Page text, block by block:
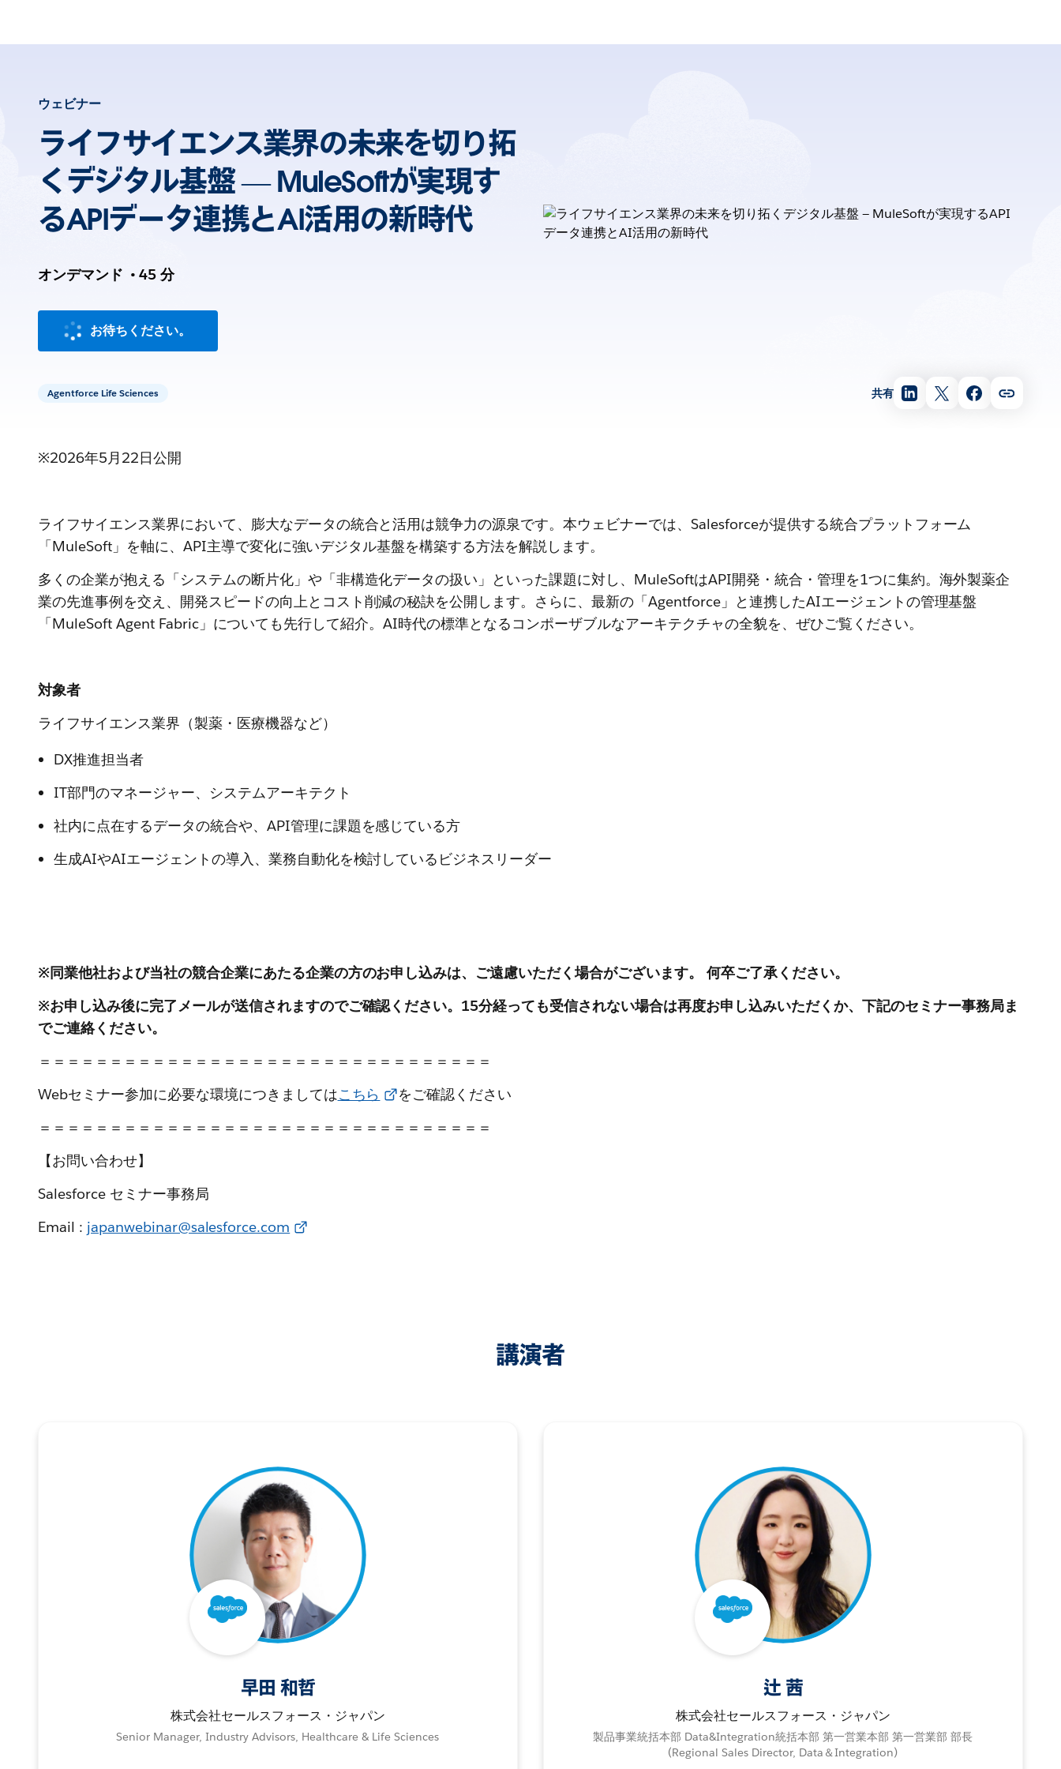
ウェビナー
ライフサイエンス業界の未来を切り拓
くデジタル基盤 — MuleSoftが実現す
るAPIデータ連携とAI活用の新時代
オンデマンド • 45 分
お待ちください。
Agentforce Life Sciences 共有
※2026年5月22日公開
ライフサイエンス業界において、膨大なデータの統合と活用は競争力の源泉です。本ウェビナーでは、Salesforceが提供する統合プラットフォーム
「MuleSoft」を軸に、API主導で変化に強いデジタル基盤を構築する方法を解説します。
多くの企業が抱える「システムの断片化」や「非構造化データの扱い」といった課題に対し、MuleSoftはAPI開発・統合・管理を1つに集約。海外製薬企
業の先進事例を交え、開発スピードの向上とコスト削減の秘訣を公開します。さらに、最新の「Agentforce」と連携したAIエージェントの管理基盤
「MuleSoft Agent Fabric」についても先行して紹介。AI時代の標準となるコンポーザブルなアーキテクチャの全貌を、ぜひご覧ください。
対象者
ライフサイエンス業界（製薬・医療機器など）
DX推進担当者
IT部門のマネージャー、システムアーキテクト
社内に点在するデータの統合や、API管理に課題を感じている方
生成AIやAIエージェントの導入、業務自動化を検討しているビジネスリーダー
※同業他社および当社の競合企業にあたる企業の方のお申し込みは、ご遠慮いただく場合がございます。 何卒ご了承ください。
※お申し込み後に完了メールが送信されますのでご確認ください。15分経っても受信されない場合は再度お申し込みいただくか、下記のセミナー事務局ま
でご連絡ください。
＝＝＝＝＝＝＝＝＝＝＝＝＝＝＝＝＝＝＝＝＝＝＝＝＝＝＝＝＝＝＝＝
Webセミナー参加に必要な環境につきましてはこちら
をご確認ください
＝＝＝＝＝＝＝＝＝＝＝＝＝＝＝＝＝＝＝＝＝＝＝＝＝＝＝＝＝＝＝＝
【お問い合わせ】
Salesforce セミナー事務局
Email : japanwebinar@salesforce.com
講演者
早田 和哲
株式会社セールスフォース・ジャパン
Senior Manager, Industry Advisors, Healthcare & Life Sciences
辻 茜
株式会社セールスフォース・ジャパン
製品事業統括本部 Data&Integration統括本部 第一営業本部 第一営業部 部長
(Regional Sales Director, Data＆Integration)